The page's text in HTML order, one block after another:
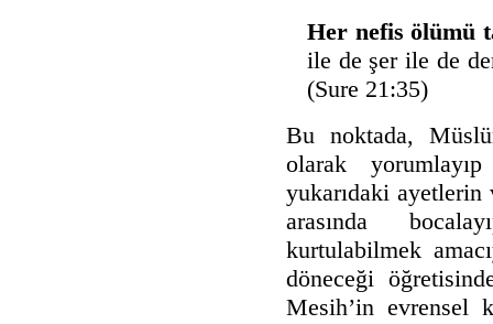
Her nefis ölümü
ile de şer ile de
(Sure 21:35)
Bu noktada,
olarak
yukarıdaki ayetlerin
arasında
kurtulabilmek
döneceği
Mesih’in evrensel